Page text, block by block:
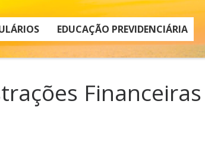
EDUCAÇÃO PREVIDENCIÁRIA